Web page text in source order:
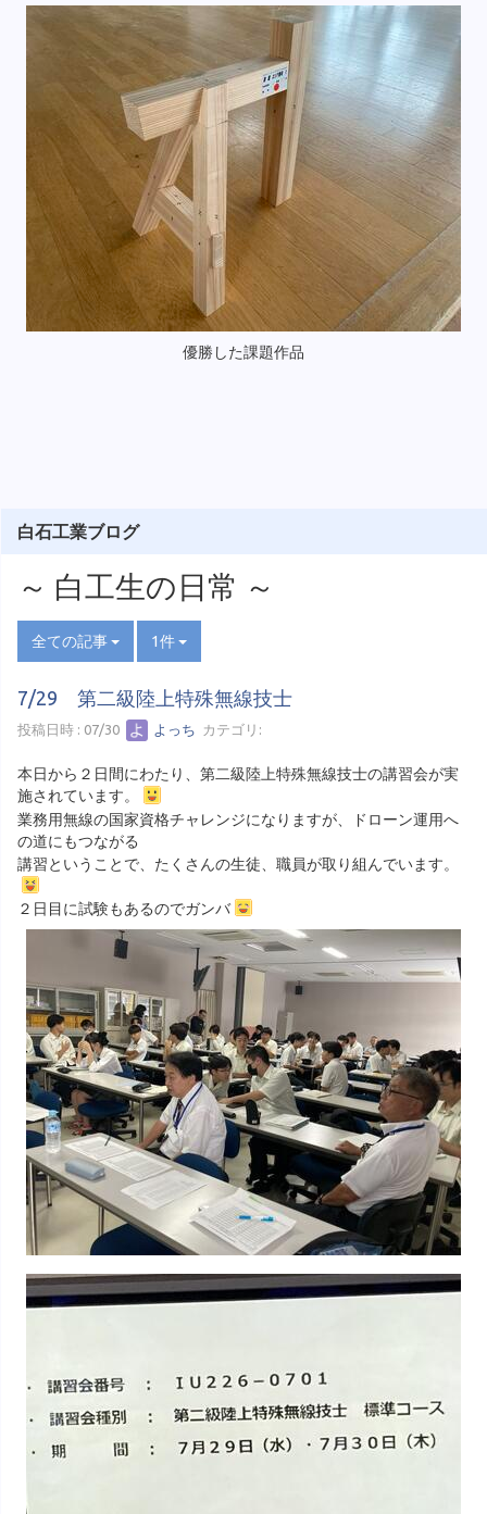
優勝した課題作品
白石工業ブログ
～ 白工生の日常 ～
全ての記事 1件
7/29 第二級陸上特殊無線技士
投稿日時 : 07/30 よっち カテゴリ:
本日から２日間にわたり、第二級陸上特殊無線技士の講習会が実
施されています。
業務用無線の国家資格チャレンジになりますが、ドローン運用へ
の道にもつながる
講習ということで、たくさんの生徒、職員が取り組んでいます。
２日目に試験もあるのでガンバ